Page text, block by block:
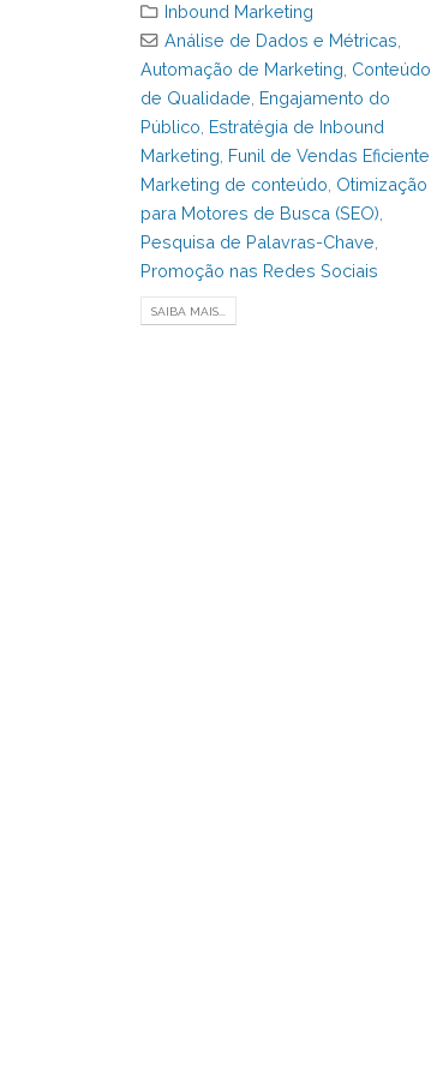
Inbound Marketing
Análise de Dados e Métricas
Automação de Marketing Conteúdo
de Qualidade Engajamento do
Público Estratégia de Inbound
Marketing Funil de Vendas Eficiente
Marketing de conteúdo Otimização
para Motores de Busca (SEO)
Pesquisa de Palavras-Chave
Promoção nas Redes Sociais
SAIBA MAIS...